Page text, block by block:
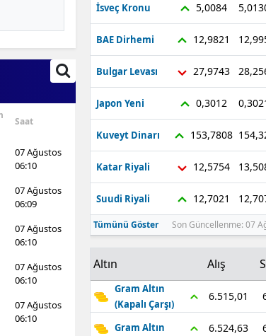
Saat
07 Ağustos
06:10
07 Ağustos
06:09
07 Ağustos
06:10
07 Ağustos
06:10
07 Ağustos
06:10
İsveç Kronu 5,0084
BAE Dirhemi 12,9821
Bulgar Levası 27,9743
Japon Yeni 0,3012
Kuveyt Dinarı 153,7808
Katar Riyali 12,5754
Suudi Riyali 12,7021
Tümünü Göster Son Güncellenme: 07
Altın Alış
Gram Altın
(Kapalı Çarşı)
6.515,01
Gram Altın 6.524,63